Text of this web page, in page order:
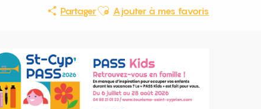
PartagerAjouter aux favoris
Ajouter à mes favoris